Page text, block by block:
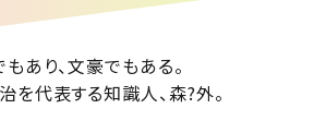
あり、文豪でもある。
代表する知識人、森?外。